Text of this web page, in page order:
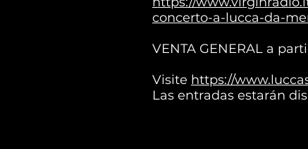
concerto-a-lucca-da-
VENTA GENERAL a
Visite https://
Las entradas estarán